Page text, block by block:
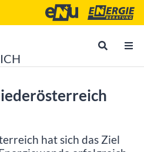
Energie- und
hat sich das Ziel